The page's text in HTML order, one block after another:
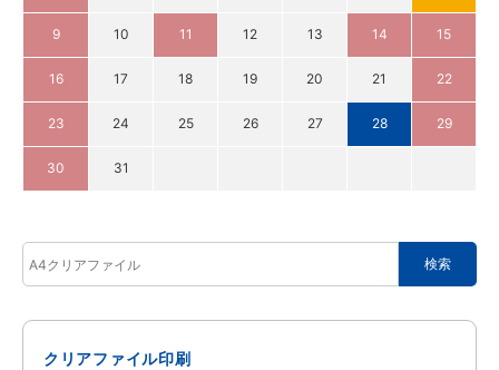
9 10 11 12 13 14 15
16 17 18 19 20 21 22
23 24 25 26 27 28 29
30 31
クリアファイル印刷